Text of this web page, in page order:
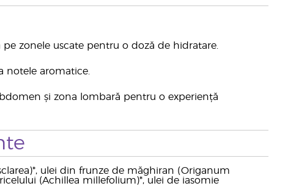
zonele uscate pentru o doză de hidratare.
notele aromatice.
și zona lombară pentru o experiență
ulei din frunze de măghiran (Origanum
(Achillea millefolium)*, ulei de iasomie